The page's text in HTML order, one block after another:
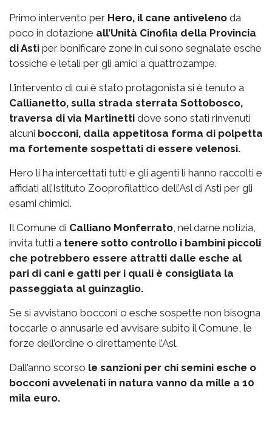
Primo intervento per Hero, il cane antiveleno da
poco in dotazione all’Unità Cinofila della Provincia
di Asti per bonificare zone in cui sono segnalate esche
tossiche e letali per gli amici a quattrozampe.
L’intervento di cui è stato protagonista si è tenuto a
Callianetto, sulla strada sterrata Sottobosco,
traversa di via Martinetti dove sono stati rinvenuti
alcuni bocconi, dalla appetitosa forma di polpetta
ma fortemente sospettati di essere velenosi.
Hero li ha intercettati tutti e gli agenti li hanno raccolti e
affidati all’Istituto Zooprofilattico dell’Asl di Asti per gli
esami chimici.
Il Comune di Calliano Monferrato, nel darne notizia,
invita tutti a tenere sotto controllo i bambini piccoli
che potrebbero essere attratti dalle esche al
pari di cani e gatti per i quali è consigliata la
passeggiata al guinzaglio.
Se si avvistano bocconi o esche sospette non bisogna
toccarle o annusarle ed avvisare subito il Comune, le
forze dell’ordine o direttamente l’Asl.
Dall’anno scorso le sanzioni per chi semini esche o
bocconi avvelenati in natura vanno da mille a 10
mila euro.